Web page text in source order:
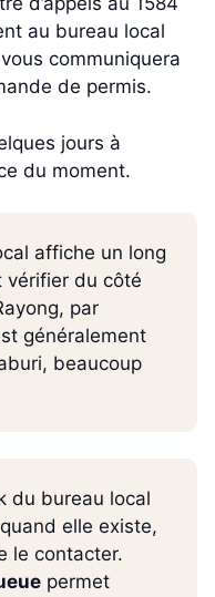
au bureau local
communiquera
de permis.
jours à
du moment.
affiche un long
vérifier du côté
par
généralement
beaucoup
du bureau local
elle existe,
le contacter.
permet